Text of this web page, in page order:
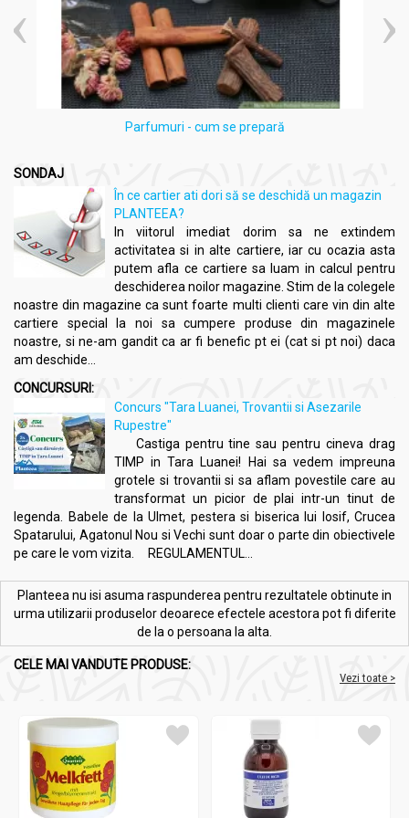
Informatii nutritionale
Covrigei integrali sarati ghimbir 100g - SOLARIS
per 100g:
Valoare energetică*: 1868,06kJ / 446kcal
Grăsimi: 13,4g
acizi grașisaturați : 2,0g
- din care
Fibre:
Proteine
: 1,8g
Săruri: 0,4g
*Consumul de referință pentru un adult obișnuit (8400
kJ/2000 kcal)
**Conține zaharuri prezente în mod natural
Beneficii:
Susținerea digestiei: ghimbirul și făina integrală ajută la
digestie și previn senzațiile de balonare.
Reducerea inflamațiilor
: compușii din ghimbir au
proprietăți antiinflamatoare care pot ajuta la
ameliorarea durerilor și inflamațiilor articulare.
Îmbunătățirea imunității
: ghimbirul este cunoscut pentru
proprietățile sale de a stimula sistemul imunitar.
Sănătatea cardiovasculară
: semințele de mac și uleiul
de floarea-soarelui sunt surse de acizi grași esențiali
Sănătatea digestivă: fibrele din făina integrală contribuie
la reglarea tranzitului intestinal și susțin sănătatea
colonului.
Energie naturală: ingredientele naturale din acești
conservanți sau aditivi.
Precauții, contraindicații și sfaturi:
Covrigei integrali sarati ghimbir 100g - SOLARIS
Consumul excesiv de
poate provoca iritații
gastrointestinale la unele persoane.
Parfumuri - cum se prepară
SONDAJ
În ce cartier ati dori să se deschidă un magazin
PLANTEEA?
In viitorul imediat dorim sa ne extindem
activitatea si in alte cartiere, iar cu ocazia asta
putem afla ce cartiere sa luam in calcul pentru
deschiderea noilor magazine. Stim de la colegele
noastre din magazine ca sunt foarte multi clienti care vin din alte
cartiere special la noi sa cumpere produse din magazinele
noastre, si ne-am gandit ca ar fi benefic pt ei (cat si pt noi) daca
am deschide...
CONCURSURI:
Concurs "Tara Luanei, Trovantii si Asezarile
Rupestre"
Castiga pentru tine sau pentru cineva drag
TIMP in Tara Luanei! Hai sa vedem impreuna
grotele si trovantii si sa aflam povestile care au
transformat un picior de plai intr-un tinut de
legenda. Babele de la Ulmet, pestera si biserica lui Iosif, Crucea
Spatarului, Agatonul Nou si Vechi sunt doar o parte din obiectivele
pe care le vom vizita. REGULAMENTUL...
Planteea nu isi asuma raspunderea pentru rezultatele obtinute in
urma utilizarii produselor deoarece efectele acestora pot fi diferite
de la o persoana la alta.
CELE MAI VANDUTE PRODUSE:
Vezi toate >